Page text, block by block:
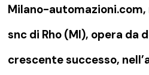
Milano-automazioni.com,
snc di Rho (MI), opera da
crescente successo,